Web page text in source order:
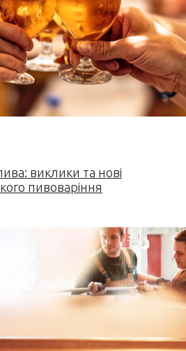
виклики та нові
пивоваріння